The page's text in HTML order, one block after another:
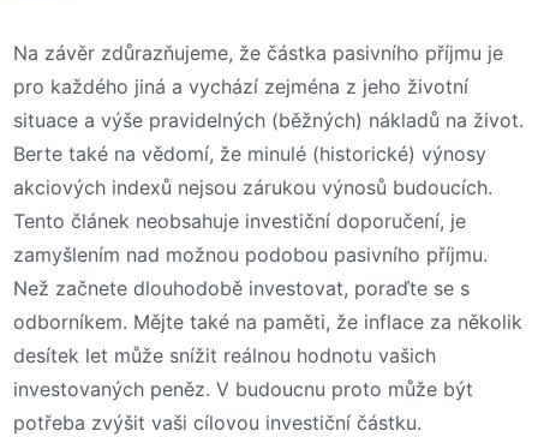
Na závěr zdůrazňujeme, že částka pasivního příjmu je
pro každého jiná a vychází zejména z jeho životní
situace a výše pravidelných (běžných) nákladů na život.
Berte také na vědomí, že minulé (historické) výnosy
akciových indexů nejsou zárukou výnosů budoucích.
Tento článek neobsahuje investiční doporučení, je
zamyšlením nad možnou podobou pasivního příjmu.
Než začnete dlouhodobě investovat, poraďte se s
odborníkem. Mějte také na paměti, že inflace za několik
desítek let může snížit reálnou hodnotu vašich
investovaných peněz. V budoucnu proto může být
potřeba zvýšit vaši cílovou investiční částku.